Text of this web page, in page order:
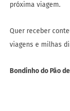
próxima viagem.
Quer receber
viagens e milhas
Bondinho do Pão